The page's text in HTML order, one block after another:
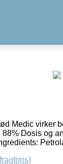
Medic virker
88% Dosis og